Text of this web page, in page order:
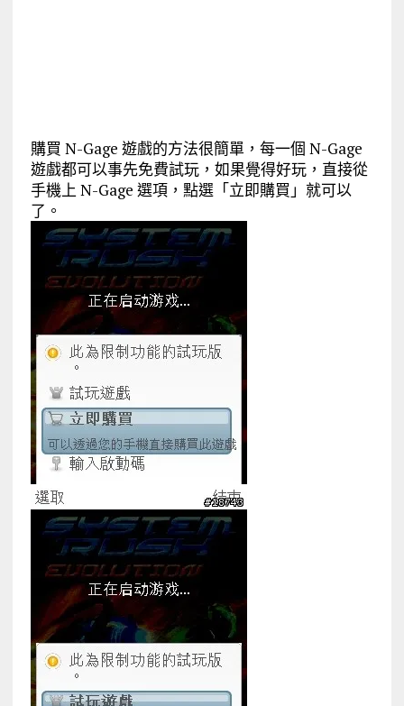
購買 N-Gage 遊戲的方法很簡單，每一個 N-Gage
遊戲都可以事先免費試玩，如果覺得好玩，直接從
手機上 N-Gage 選項，點選「立即購買」就可以
了。